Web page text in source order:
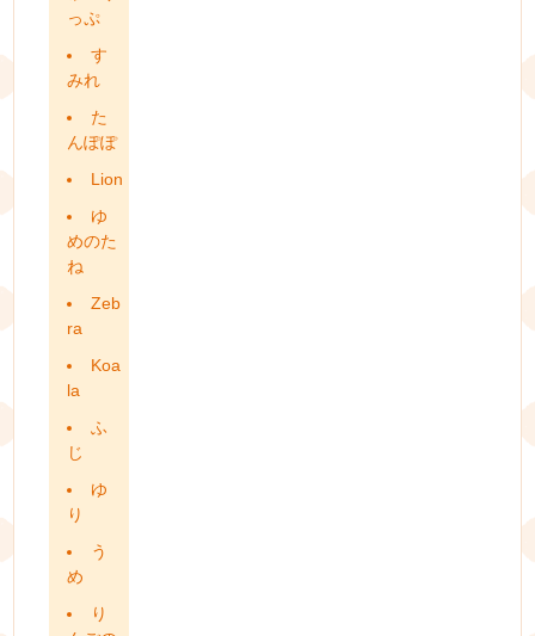
っぷ
す
みれ
た
んぽぽ
Lion
ゆ
めのた
ね
Zeb
ra
Koa
la
ふ
じ
ゆ
り
う
め
り